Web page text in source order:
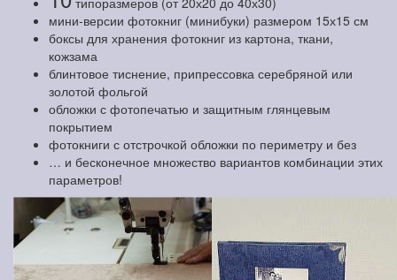
мини-версии фотокниг (минибуки) размером 15х15 см
боксы для хранения фотокниг из картона, ткани,
кожзама
блинтовое тиснение, припрессовка серебряной или
золотой фольгой
обложки с фотопечатью и защитным глянцевым
покрытием
фотокниги с отстрочкой обложки по периметру и без
… и бесконечное множество вариантов комбинации этих
параметров!